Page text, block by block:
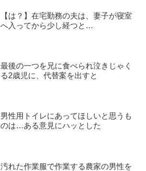
【は？】在宅勤務の夫は、妻子が寝室
へ入ってから少し経つと…
最後の一つを兄に食べられ泣きじゃく
る2歳児に、代替案を出すと
男性用トイレにあってほしいと思うも
のは…ある意見にハッとした
汚れた作業服で作業する農家の男性を